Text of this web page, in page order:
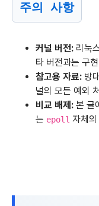
주의 사항
커널 버전: 리눅
타 버전과는 구
참고용 자료: 방
널의 모든 예외
비교 배제: 본 글
는 epoll 자체